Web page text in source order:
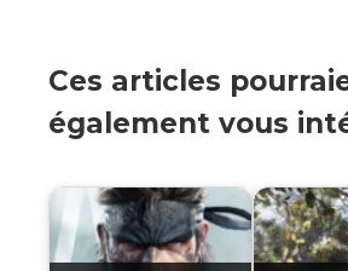
Ces articles
également vous